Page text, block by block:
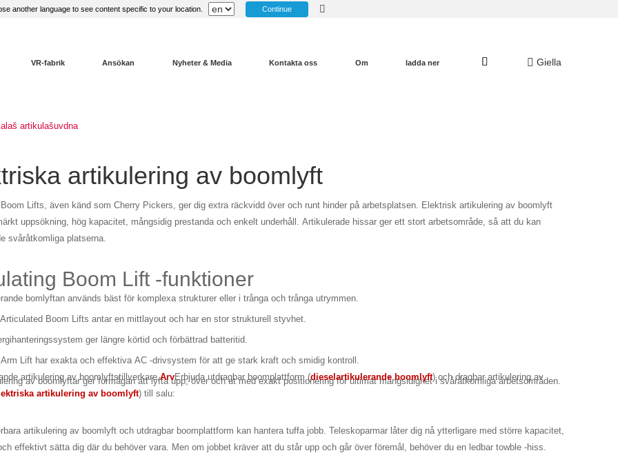
another language to see content specific to your location. Continue
VR-fabrik Ansökan Nyheter & Media Kontakta oss Om ladda ner Giella
artikulašuvdna
artikulering av boomlyft
Lifts, även känd som Cherry Pickers, ger dig extra räckvidd över och runt hinder på arbetsplatsen. Elektrisk artikulering av boomlyft
uppsökning, hög kapacitet, mångsidig prestanda och enkelt underhåll. Artikulerade hissar ger ett stort arbetsområde, så att du kan
svåråtkomliga platserna.
Boom Lift -funktioner
bomlyftan används bäst för komplexa strukturer eller i trånga och trånga utrymmen.
Articulated Boom Lifts antar en mittlayout och har en stor strukturell styvhet.
ger längre körtid och förbättrad batteritid.
Lift har exakta och effektiva AC -drivsystem för att ge stark kraft och smidig kontroll.
av boomlyftar ger förmågan att lyfta upp, över och ut med exakt positionering för ultimat mångsidighet i svåråtkomliga arbetsområden.
artikulering av boomlyftstillverkare,ArvErbjuda utdragbar boomplattform (dieselartikulerande boomlyft) och dragbar artikulering av
artikulering av boomlyft) till salu:
artikulering av boomlyft och utdragbar boomplattform kan hantera tuffa jobb. Teleskoparmar låter dig nå ytterligare med större kapacitet,
effektivt sätta dig där du behöver vara. Men om jobbet kräver att du står upp och går över föremål, behöver du en ledbar towble -hiss.